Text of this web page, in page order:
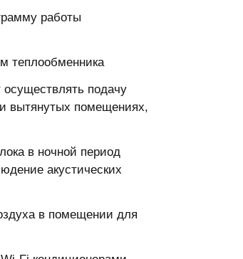
работы
теплообменника
осуществлять подачу
вытянутых помещениях,
в ночной период
акустических
в помещении для